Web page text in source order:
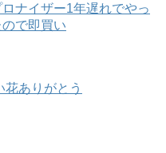
ロナイザー1年遅れでやっ
で即買い
花ありがとう